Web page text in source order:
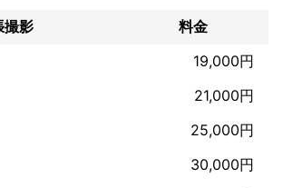
、七五三、ニューボーン、マタニティ、成人
幼稚園・保育園、小学校、中学校、高校、大
外活動、運動会、発表会、卒業（園）式、入
撮影
料金
19,000円
21,000円
25,000円
30,000円